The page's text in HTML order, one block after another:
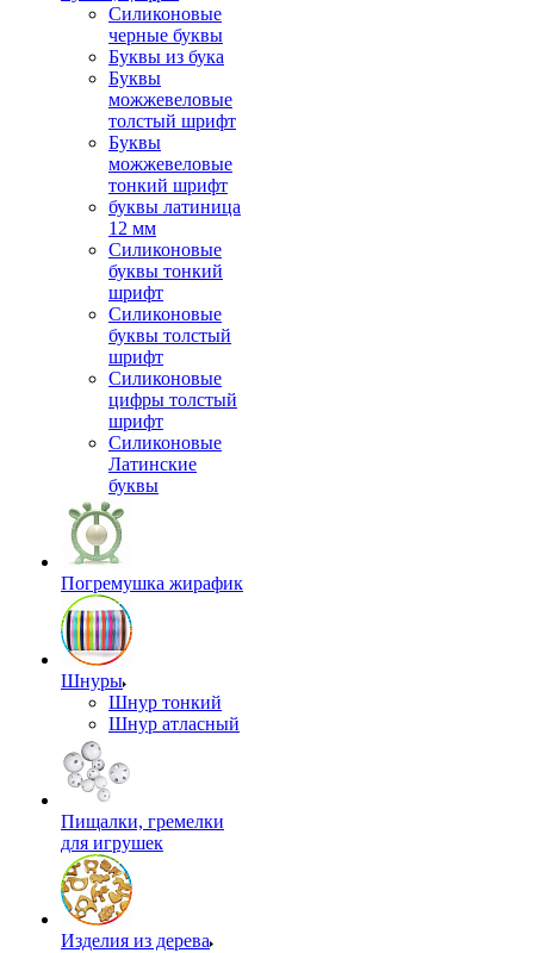
Силиконовые
черные буквы
Буквы из бука
Буквы
можжевеловые
толстый шрифт
Буквы
можжевеловые
тонкий шрифт
буквы латиница
12 мм
Силиконовые
буквы тонкий
шрифт
Силиконовые
буквы толстый
шрифт
Силиконовые
цифры толстый
шрифт
Силиконовые
Латинские
буквы
Погремушка жирафик
Шнуры
Шнур тонкий
Шнур атласный
Пищалки, гремелки
для игрушек
Изделия из дерева